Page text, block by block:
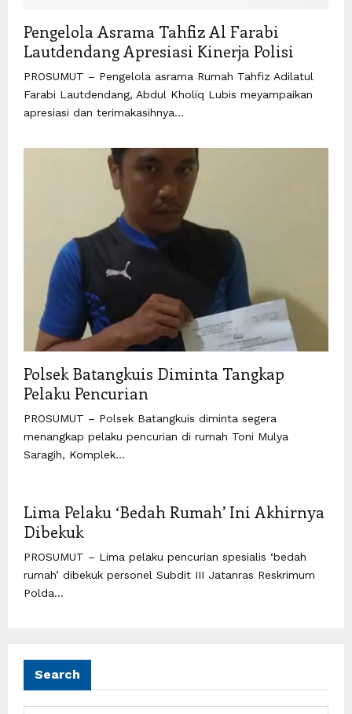
Pengelola Asrama Tahfiz Al Farabi
Lautdendang Apresiasi Kinerja Polisi
PROSUMUT – Pengelola asrama Rumah Tahfiz Adilatul
Farabi Lautdendang, Abdul Kholiq Lubis meyampaikan
apresiasi dan terimakasihnya...
Polsek Batangkuis Diminta Tangkap
Pelaku Pencurian
PROSUMUT – Polsek Batangkuis diminta segera
menangkap pelaku pencurian di rumah Toni Mulya
Saragih, Komplek...
Lima Pelaku ‘Bedah Rumah’ Ini Akhirnya
Dibekuk
PROSUMUT – Lima pelaku pencurian spesialis ‘bedah
rumah’ dibekuk personel Subdit III Jatanras Reskrimum
Polda...
Search